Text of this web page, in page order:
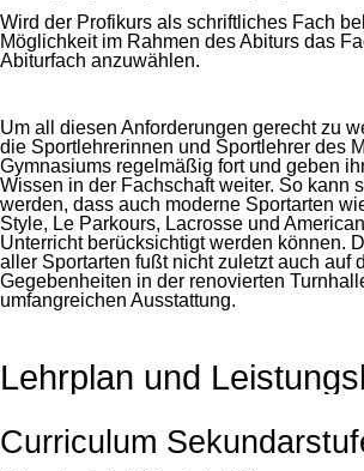
Wird der Profikurs als schriftliches Fach
Möglichkeit im Rahmen des Abiturs das
Abiturfach anzuwählen.
Um all diesen Anforderungen gerecht zu
die Sportlehrerinnen und Sportlehrer des
Gymnasiums regelmäßig fort und geben
Wissen in der Fachschaft weiter. So kann
werden, dass auch moderne Sportarten
Style, Le Parkours, Lacrosse und
Unterricht berücksichtigt werden können.
aller Sportarten fußt nicht zuletzt auch auf
Gegebenheiten in der renovierten
umfangreichen Ausstattung.
Lehrplan und
Curriculum